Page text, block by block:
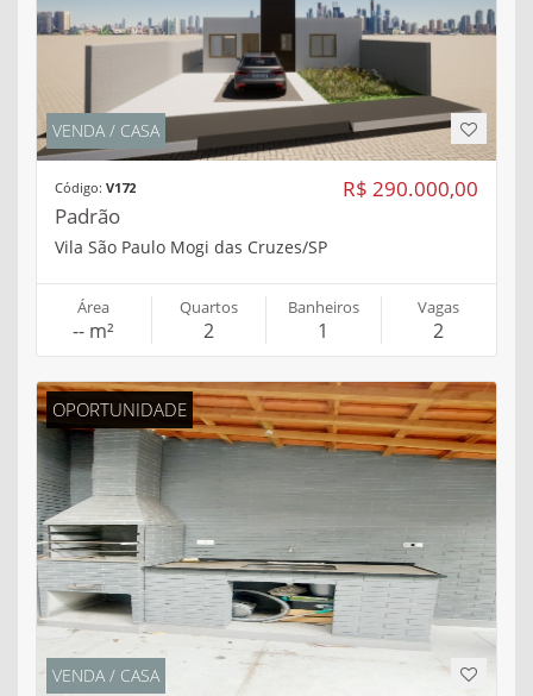
VENDA / CASA
R$ 290.000,00
Código: V172
Padrão
Vila São Paulo Mogi das Cruzes/SP
Área
-- m²
Quartos
2
Banheiros
1
Vagas
2
OPORTUNIDADE
VENDA / CASA